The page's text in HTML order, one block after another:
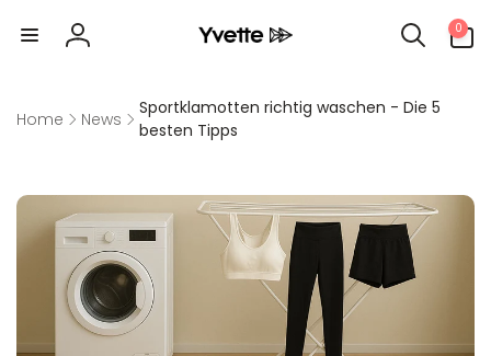
zum
Inhalt
Einloggen
0
Artikel
Home News
Sportklamotten richtig waschen - Die 5
besten Tipps